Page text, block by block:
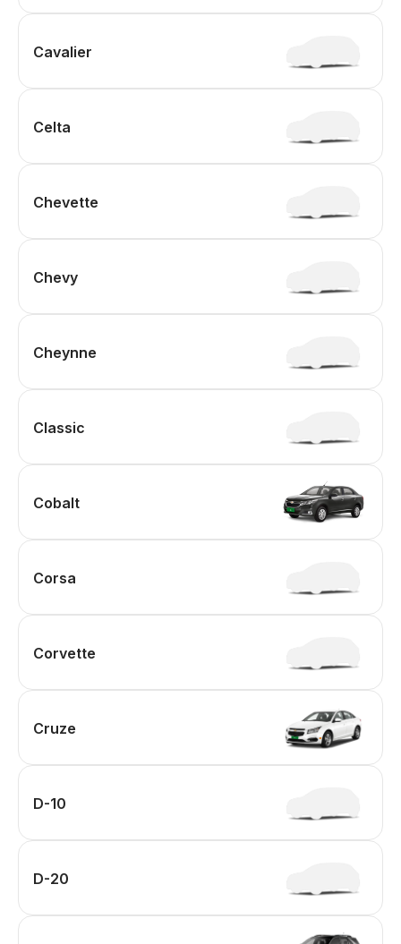
Cavalier
Celta
Chevette
Chevy
Cheynne
Classic
Cobalt
Corsa
Corvette
Cruze
D-10
D-20